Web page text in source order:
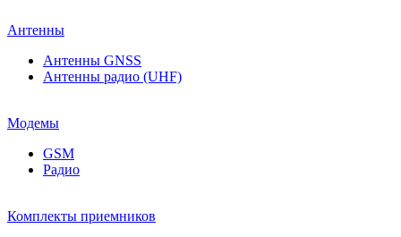
Антенны
Антенны GNSS
Антенны радио (UHF)
Модемы
GSM
Радио
Комплекты приемников